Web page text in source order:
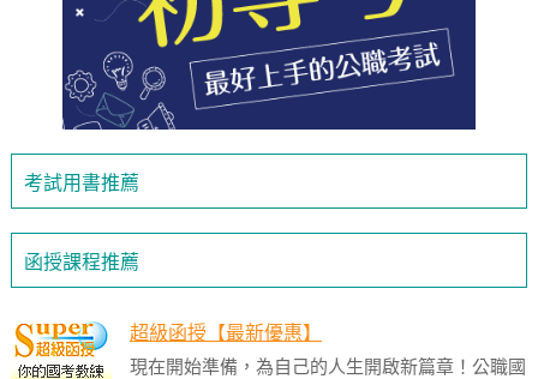
考試用書推薦
函授課程推薦
超級函授【最新優惠】
現在開始準備，為自己的人生開啟新篇章！公職國